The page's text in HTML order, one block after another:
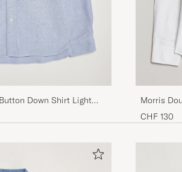
Down Shirt Light
Morris
CHF 130